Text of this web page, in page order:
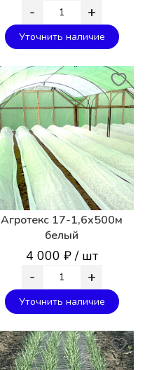
- +
Уточнить наличие
Агротекс 17-1,6х500м
белый
4 000 ₽ / шт
- +
Уточнить наличие